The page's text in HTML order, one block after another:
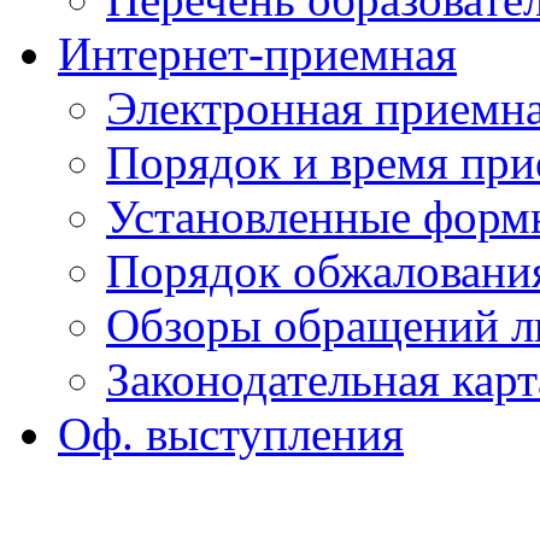
Интернет-приемная
Электронная
Порядок и время
Установленные
Порядок
Обзоры обращений
Законодательная
Оф. выступления